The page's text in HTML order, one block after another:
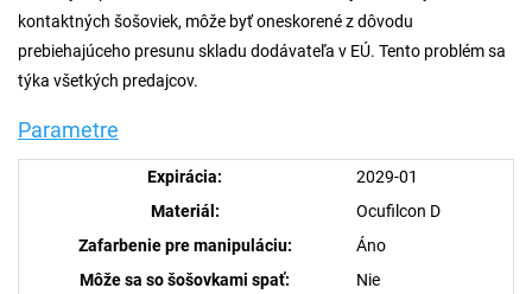
kontaktných šošoviek, môže byť oneskorené z dôvodu
prebiehajúceho presunu skladu dodávateľa v EÚ. Tento problém sa
týka všetkých predajcov.
Parametre
Expirácia:
2029-01
Materiál:
Ocufilcon D
Zafarbenie pre manipuláciu:
Áno
Môže sa so šošovkami spať:
Nie